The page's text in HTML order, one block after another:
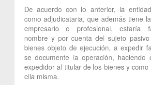
De acuerdo con lo anterior, la
como adjudicataria, que además tiene
empresario o profesional, estaría
nombre y por cuenta del sujeto
bienes objeto de ejecución, a expedir
se documente la operación, haciendo
expedidor al titular de los bienes y como
ella misma.